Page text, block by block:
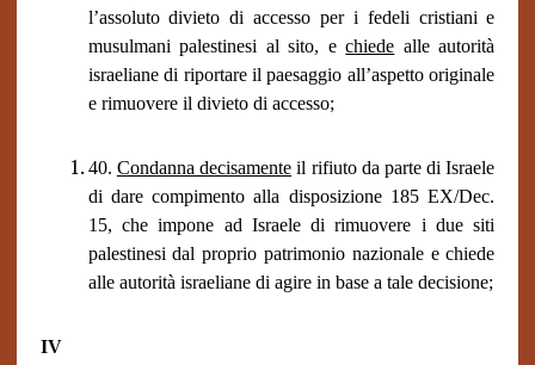
l’assoluto divieto di accesso per i fedeli cristiani e
musulmani palestinesi al sito, echiede alle autorità
israelianedi riportare il paesaggio all’aspetto originale
e rimuovere il divieto di accesso;
40. Condanna decisamente il rifiuto da parte di Israele
di dare compimento alla disposizione 185 EX/Dec.
15, che impone ad Israele di rimuovere i due siti
palestinesi dal proprio patrimonio nazionale e chiede
alle autorità israeliane di agire in base a tale decisione;
IV